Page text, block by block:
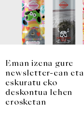
Eman izena gure
newsletter-ean eta
eskuratu eko
deskontua lehen
erosketan